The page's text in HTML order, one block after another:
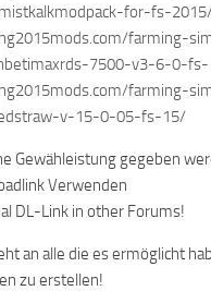
for-fs-
farming-
7500-v3-6-0-
farming-
v-15-0-05-fs-15/
Gewähleistung gegeben
Verwenden
DL-Link in other Forums!
an alle die es ermöglicht
zu erstellen!